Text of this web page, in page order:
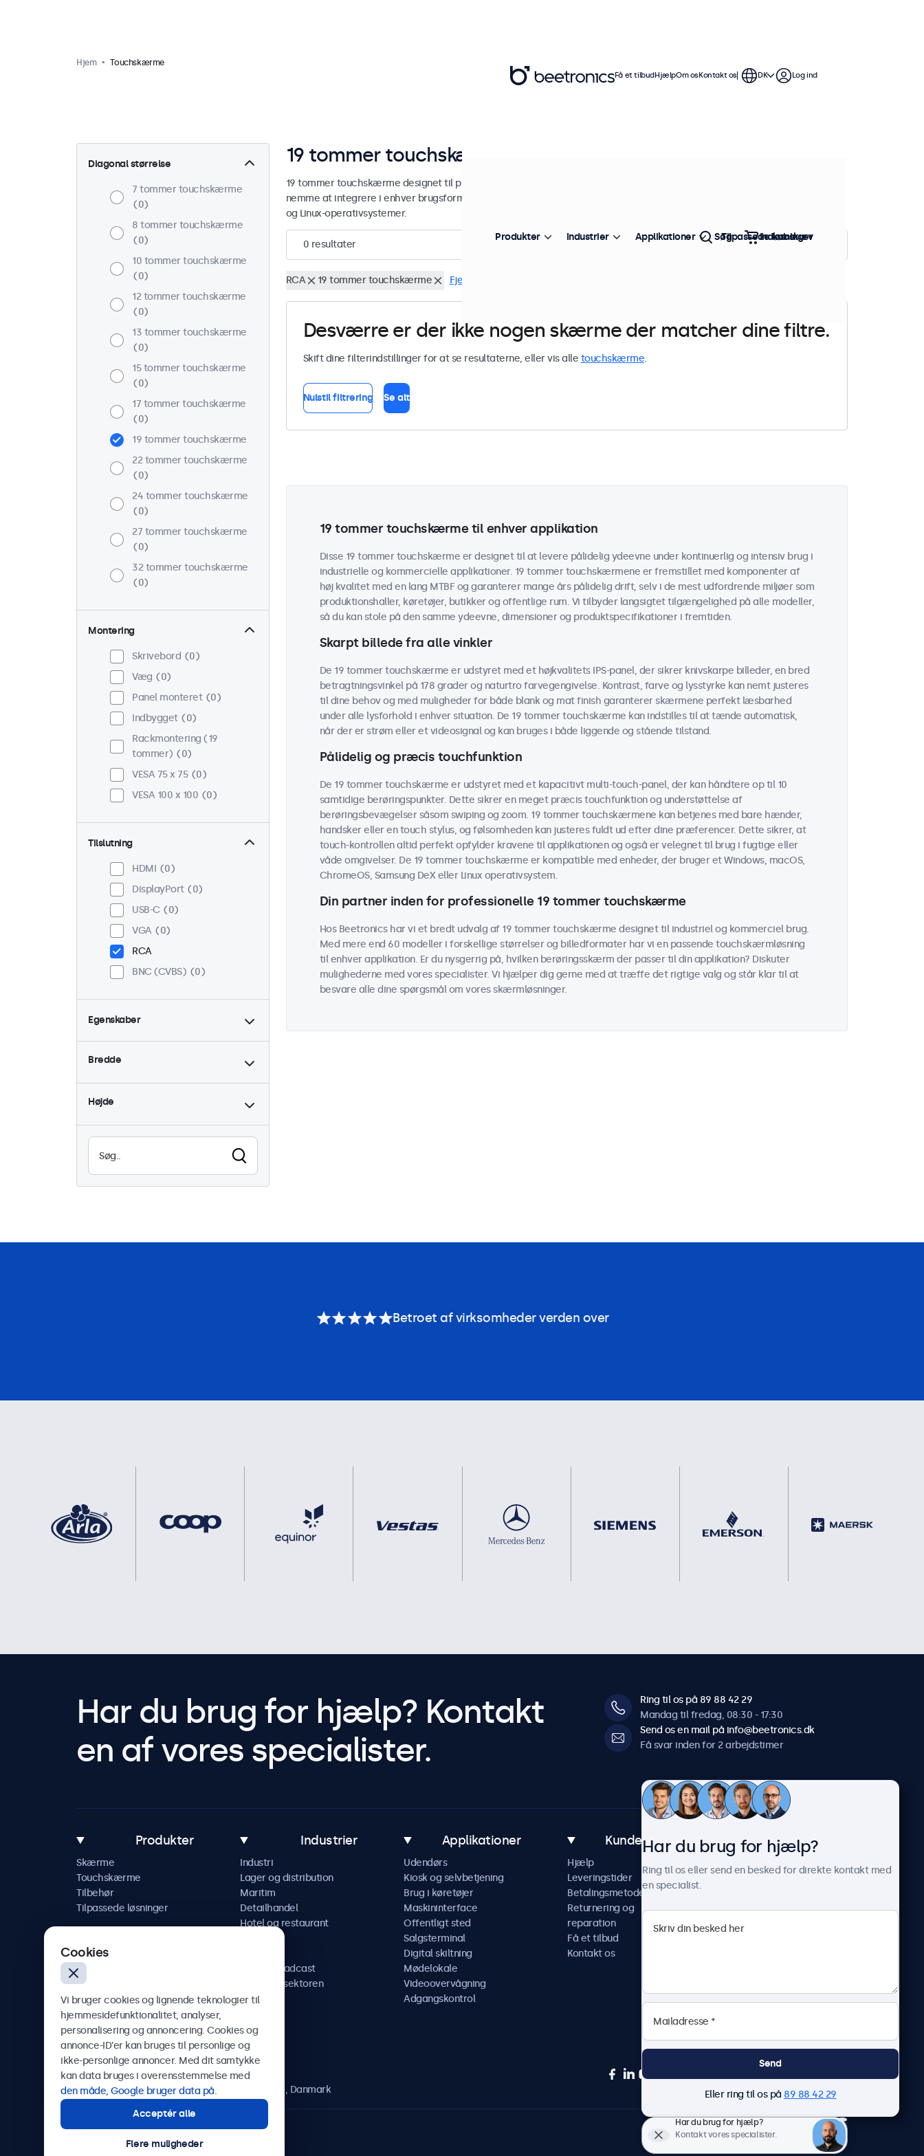
Hjem Touchskærme
Diagonal størrelse
7 tommer touchskærme
0
8 tommer touchskærme
0
10 tommer touchskærme
0
12 tommer touchskærme
0
13 tommer touchskærme
0
15 tommer touchskærme
0
17 tommer touchskærme
0
19 tommer touchskærme
22 tommer touchskærme
0
24 tommer touchskærme
0
27 tommer touchskærme
0
32 tommer touchskærme
0
Montering
Skrivebord
0
Væg
0
Panel monteret
0
Indbygget
0
Rackmontering (19
tommer)
0
VESA 75 x 75
0
VESA 100 x 100
0
Tilslutning
HDMI
0
DisplayPort
0
USB-C
0
VGA
0
RCA
BNC (CVBS)
0
Egenskaber
4:3 / 5:4
0
Dæmpbar
0
Læsbar i sollys
0
24/7 brug
0
eMark
0
Bredde
Højde
19 tommer touchskærme
19 tommer touchskærme designet til professionel og kontinuerlig brug. Disse 19-tommer touchskærme er
nemme at integrere i enhver brugsform og ethvert miljø og er kompatible med Windows, macOS, ChromeOS
og Linux-operativsystemer.
0 resultater Sorter efter: Popularitet
RCA 19 tommer touchskærme Fjern alt
Desværre er der ikke nogen skærme der matcher dine filtre.
Skift dine filterindstillinger for at se resultaterne, eller vis alle touchskærme.
Nulstil filtrering Se alt
19 tommer touchskærme til enhver applikation
Disse 19 tommer touchskærme er designet til at levere pålidelig ydeevne under kontinuerlig og intensiv brug i
industrielle og kommercielle applikationer. 19 tommer touchskærmene er fremstillet med komponenter af
høj kvalitet med en lang MTBF og garanterer mange års pålidelig drift, selv i de mest udfordrende miljøer som
produktionshaller, køretøjer, butikker og offentlige rum. Vi tilbyder langsigtet tilgængelighed på alle modeller,
så du kan stole på den samme ydeevne, dimensioner og produktspecifikationer i fremtiden.
Skarpt billede fra alle vinkler
De 19 tommer touchskærme er udstyret med et højkvalitets IPS-panel, der sikrer knivskarpe billeder, en bred
betragtningsvinkel på 178 grader og naturtro farvegengivelse. Kontrast, farve og lysstyrke kan nemt justeres
til dine behov og med muligheder for både blank og mat finish garanterer skærmene perfekt læsbarhed
under alle lysforhold i enhver situation. De 19 tommer touchskærme kan indstilles til at tænde automatisk,
når der er strøm eller et videosignal og kan bruges i både liggende og stående tilstand.
Pålidelig og præcis touchfunktion
De 19 tommer touchskærme er udstyret med et kapacitivt multi-touch-panel, der kan håndtere op til 10
samtidige berøringspunkter. Dette sikrer en meget præcis touchfunktion og understøttelse af
berøringsbevægelser såsom swiping og zoom. 19 tommer touchskærmene kan betjenes med bare hænder,
handsker eller en touch stylus, og følsomheden kan justeres fuldt ud efter dine præferencer. Dette sikrer, at
touch-kontrollen altid perfekt opfylder kravene til applikationen og også er velegnet til brug i fugtige eller
våde omgivelser. De 19 tommer touchskærme er kompatible med enheder, der bruger et Windows, macOS,
ChromeOS, Samsung DeX eller Linux operativsystem.
Din partner inden for professionelle 19 tommer touchskærme
Hos Beetronics har vi et bredt udvalg af 19 tommer touchskærme designet til industriel og kommerciel brug.
Med mere end 60 modeller i forskellige størrelser og billedformater har vi en passende touchskærmløsning
til enhver applikation. Er du nysgerrig på, hvilken berøringsskærm der passer til din applikation? Diskuter
mulighederne med vores specialister. Vi hjælper dig gerne med at træffe det rigtige valg og står klar til at
besvare alle dine spørgsmål om vores skærmløsninger.
Få et tilbudHjælpOm osKontakt os DK Log ind
Produkter Industrier Applikationer Tilpassede løsninger
Søg Indkøbskurv
Betroet af virksomheder verden over
Har du brug for hjælp? Kontakt
en af vores specialister.
Ring til os på 89 88 42 29
Mandag til fredag, 08:30 - 17:30
Send os en mail på info@beetronics.dk
Få svar inden for 2 arbejdstimer
Produkter
Skærme
Touchskærme
Tilbehør
Tilpassede løsninger
Industrier
Industri
Lager og distribution
Maritim
Detailhandel
Hotel og restaurant
AV og broadcast
Sundhedssektoren
Applikationer
Udendørs
Kiosk og selvbetjening
Brug i køretøjer
Maskininterface
Offentligt sted
Salgsterminal
Digital skiltning
Mødelokale
Videoovervågning
Adgangskontrol
Kundeservice
Hjælp
Leveringstider
Betalingsmetoder
Returnering og
reparation
Få et tilbud
Kontakt os
Om Beetronics
Arbejd hos os
Beetronics
Herstedøstervej 27-29, unit A, 2620 Albertslund, Danmark
Dansk
Har du brug for hjælp?
Ring til os eller send en besked for direkte kontakt med
en specialist.
Send
Eller ring til os på 89 88 42 29
Har du brug for hjælp?
Kontakt vores specialister.
Cookies
Vi bruger cookies og lignende teknologier til
hjemmesidefunktionalitet, analyser,
personalisering og annoncering. Cookies og
annonce-ID’er kan bruges til personlige og
ikke-personlige annoncer. Med dit samtykke
kan data bruges i overensstemmelse med
den måde, Google bruger data på.
Acceptér alle
Flere muligheder